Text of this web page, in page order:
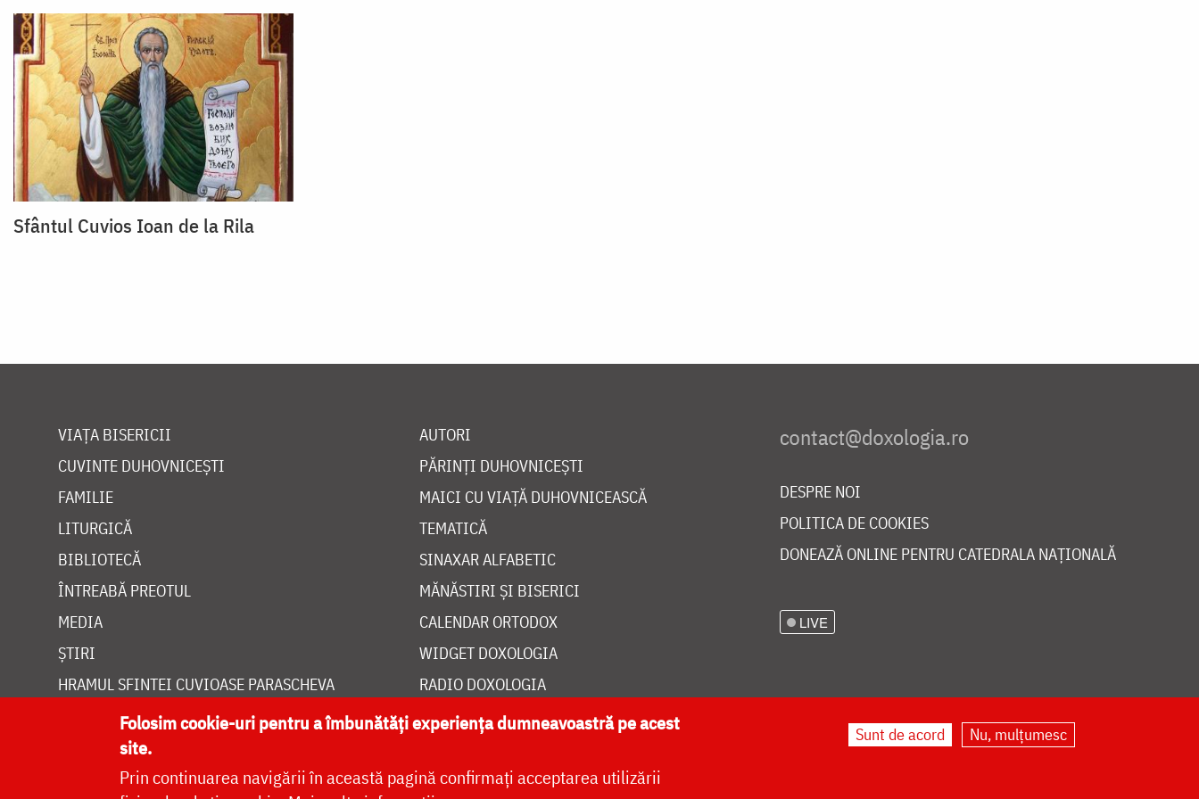
Sfântul Cuvios Ioan de la Rila
VIAȚA BISERICII
CUVINTE DUHOVNICEȘTI
FAMILIE
LITURGICĂ
BIBLIOTECĂ
ÎNTREABĂ PREOTUL
MEDIA
ȘTIRI
HRAMUL SFINTEI CUVIOASE PARASCHEVA
AUTORI
PĂRINȚI DUHOVNICEȘTI
MAICI CU VIAȚĂ DUHOVNICEASCĂ
TEMATICĂ
SINAXAR ALFABETIC
MĂNĂSTIRI ȘI BISERICI
CALENDAR ORTODOX
WIDGET DOXOLOGIA
RADIO DOXOLOGIA
DESPRE NOI
POLITICA DE COOKIES
DONEAZĂ ONLINE PENTRU CATEDRALA NAȚIONALĂ
LIVE
Site dezvoltat de DOXOLOGIA MEDIA, Arhiepiscopia Iașilor | ©
Folosim cookie-uri pentru a îmbunătăți experiența dumneavoastră pe acest
site.
Prin continuarea navigării în această pagină confirmați acceptarea utilizării
Sunt de acord Nu, mulțumesc